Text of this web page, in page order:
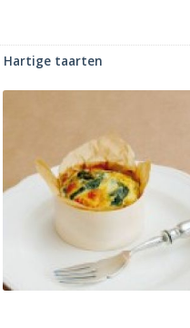
Hartige taarten